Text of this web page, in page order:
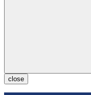
close